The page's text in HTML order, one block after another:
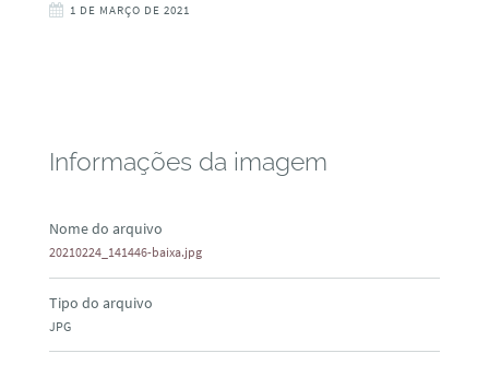
1 DE MARÇO DE 2021
Informações da imagem
Nome do arquivo
20210224_141446-baixa.jpg
Tipo do arquivo
JPG